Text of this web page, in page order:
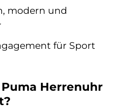
modern und
für Sport
Herrenuhr